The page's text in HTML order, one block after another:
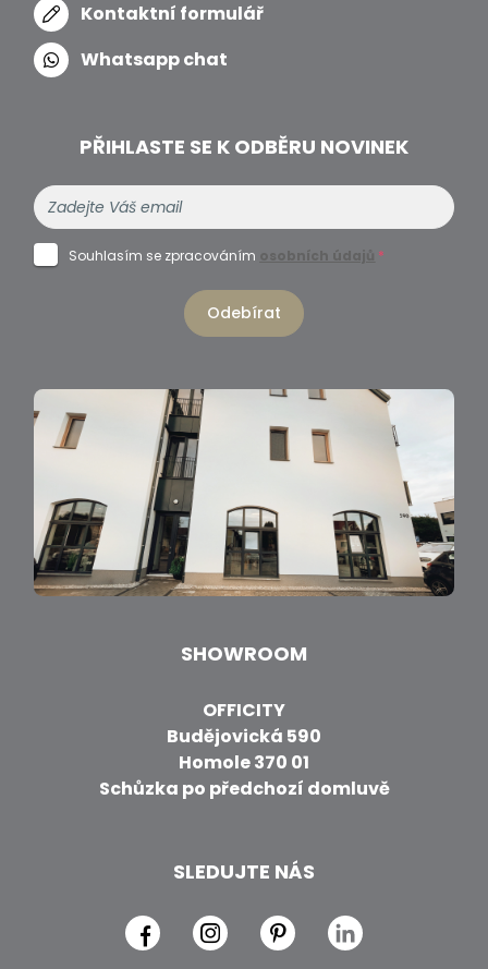
Kontaktní formulář
Whatsapp chat
PŘIHLASTE SE K ODBĚRU NOVINEK
Souhlasím se zpracováním osobních údajů *
Odebírat
SHOWROOM
OFFICITY
Budějovická 590
Homole 370 01
Schůzka po předchozí domluvě
SLEDUJTE NÁS